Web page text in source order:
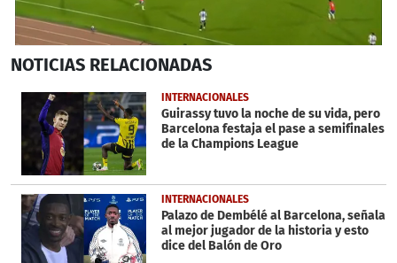
seconds
31
seconds
NOTICIAS RELACIONADAS
INTERNACIONALES
Guirassy tuvo la noche de su vida, pero
Barcelona festaja el pase a semifinales
de la Champions League
INTERNACIONALES
Palazo de Dembélé al Barcelona, señala
al mejor jugador de la historia y esto
dice del Balón de Oro